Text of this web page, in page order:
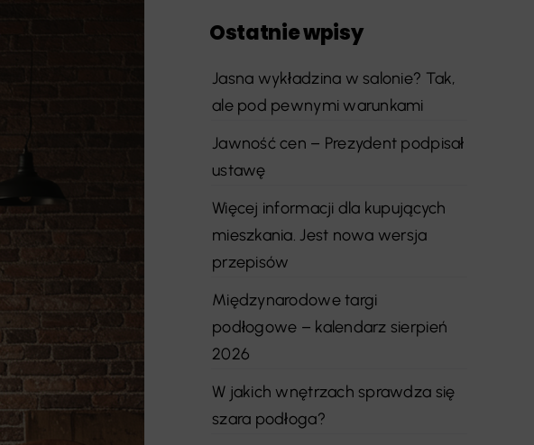
Ostatnie wpisy
Jasna wykładzina w salonie? Tak,
ale pod pewnymi warunkami
Jawność cen – Prezydent podpisał
ustawę
Więcej informacji dla kupujących
mieszkania. Jest nowa wersja
przepisów
Międzynarodowe targi
podłogowe – kalendarz sierpień
2026
W jakich wnętrzach sprawdza się
szara podłoga?